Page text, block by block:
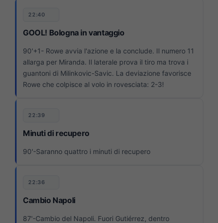
22:40
GOOL! Bologna in vantaggio
90'+1- Rowe avvia l'azione e la conclude. Il numero 11
allarga per Miranda. Il laterale prova il tiro ma trova i
guantoni di Milinkovic-Savic. La deviazione favorisce
Rowe che colpisce al volo in rovesciata: 2-3!
22:39
Minuti di recupero
90'-Saranno quattro i minuti di recupero
22:36
Cambio Napoli
87'-Cambio del Napoli. Fuori Gutiérrez, dentro